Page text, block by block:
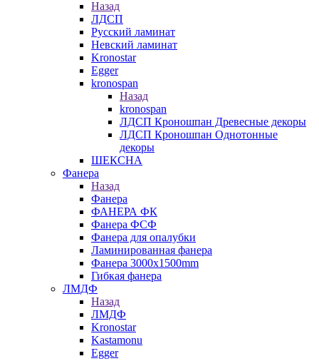
Назад
ЛДСП
Русский ламинат
Невский ламинат
Kronostar
Egger
kronospan
Назад
kronospan
ЛДСП Кроношпан Древесные декоры
ЛДСП Кроношпан Однотонные
декоры
ШЕКСНА
Фанера
Назад
Фанера
ФАНЕРА ФК
Фанера ФСФ
Фанера для опалубки
Ламинированная фанера
Фанера 3000х1500mm
Гибкая фанера
ЛМДФ
Назад
ЛМДФ
Kronostar
Kastamonu
Egger